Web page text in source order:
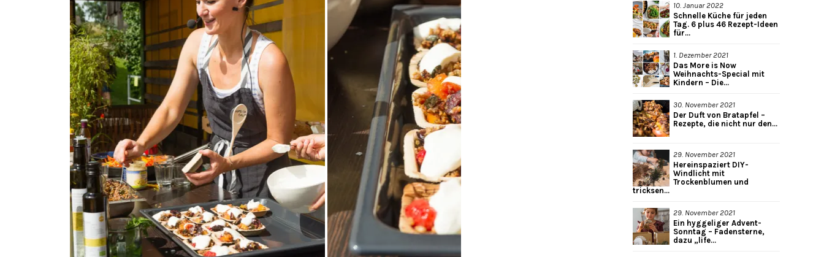
10. Januar 2022
Schnelle Küche für jeden
Tag. 6 plus 46 Rezept-Ideen
für...
1. Dezember 2021
Das More is Now
Weihnachts-Special mit
Kindern – Die...
30. November 2021
Der Duft von Bratapfel –
Rezepte, die nicht nur den...
29. November 2021
Hereinspaziert DIY-
Windlicht mit
Trockenblumen und
tricksen...
29. November 2021
Ein hyggeliger Advent-
Sonntag – Fadensterne,
dazu „life...